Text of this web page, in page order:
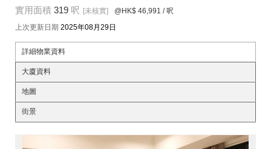
實用面積 319 呎 [未核實] @HK$ 46,991 / 呎
上次更新日期 2025年08月29日
詳細物業資料
大廈資料
地圖
街景